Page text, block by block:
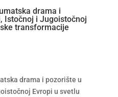
drama i
Istočnoj i Jugoistočnoj
transformacije
drama i pozorište u
Evropi u svetlu